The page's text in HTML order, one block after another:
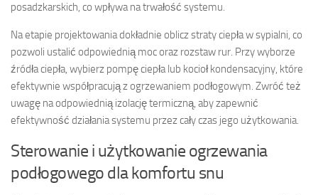
posadzkarskich, co wpływa na trwałość systemu.
Na etapie projektowania dokładnie oblicz straty ciepła w sypialni, co
pozwoli ustalić odpowiednią moc oraz rozstaw rur. Przy wyborze
źródła ciepła, wybierz pompę ciepła lub kocioł kondensacyjny, które
efektywnie współpracują z ogrzewaniem podłogowym. Zwróć też
uwagę na odpowiednią izolację termiczną, aby zapewnić
efektywność działania systemu przez cały czas jego użytkowania.
Sterowanie i użytkowanie ogrzewania
podłogowego dla komfortu snu